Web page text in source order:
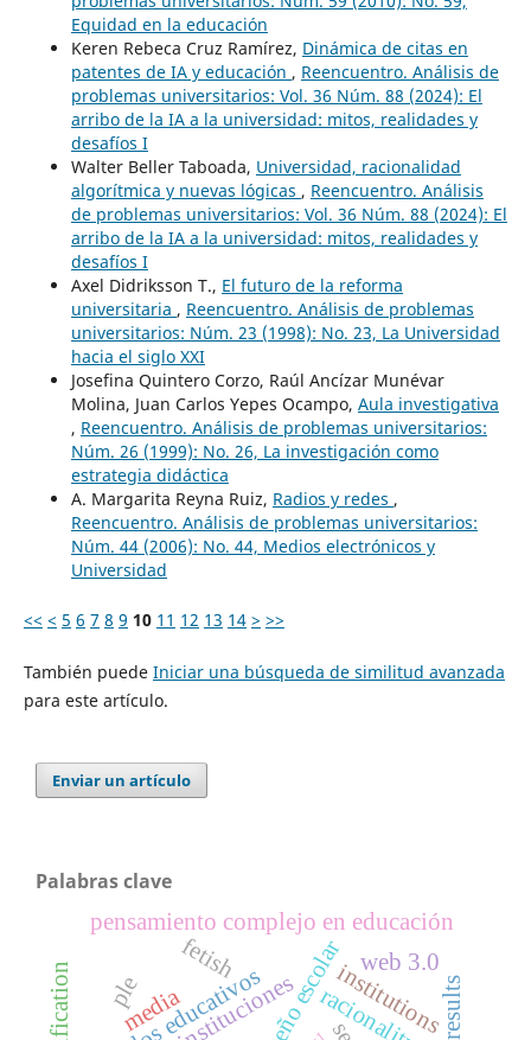
Equidad en la educación
Keren Rebeca Cruz Ramírez, Dinámica de citas en
patentes de IA y educación , Reencuentro. Análisis de
problemas universitarios: Vol. 36 Núm. 88 (2024): El
arribo de la IA a la universidad: mitos, realidades y
desafíos I
Walter Beller Taboada, Universidad, racionalidad
algorítmica y nuevas lógicas , Reencuentro. Análisis
de problemas universitarios: Vol. 36 Núm. 88 (2024): El
arribo de la IA a la universidad: mitos, realidades y
desafíos I
Axel Didriksson T., El futuro de la reforma
universitaria , Reencuentro. Análisis de problemas
universitarios: Núm. 23 (1998): No. 23, La Universidad
hacia el siglo XXI
Josefina Quintero Corzo, Raúl Ancízar Munévar
Molina, Juan Carlos Yepes Ocampo, Aula investigativa
, Reencuentro. Análisis de problemas universitarios:
Núm. 26 (1999): No. 26, La investigación como
estrategia didáctica
A. Margarita Reyna Ruiz, Radios y redes ,
Reencuentro. Análisis de problemas universitarios:
Núm. 44 (2006): No. 44, Medios electrónicos y
Universidad
<< < 5 6 7 8 9 10 11 12 13 14 > >>
También puede Iniciar una búsqueda de similitud avanzada
para este artículo.
Enviar un artículo
Palabras clave
racionality
institutions
instituciones
fetish
reification media
ple
web 3.0
pensamiento complejo en educación